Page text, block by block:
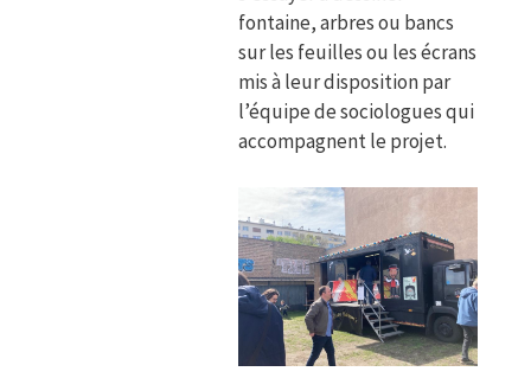
fontaine, arbres ou bancs
sur les feuilles ou les écrans
mis à leur disposition par
l’équipe de sociologues qui
accompagnent le projet.